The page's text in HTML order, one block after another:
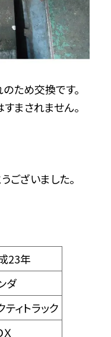
ため交換です。
まされません。
ございました。
23年
ダ
ティトラック
Ｘ